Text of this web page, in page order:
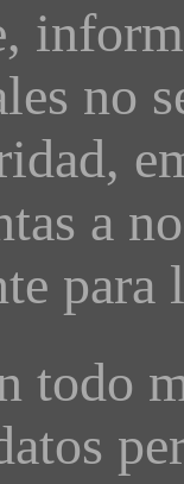
no
a
para
todo